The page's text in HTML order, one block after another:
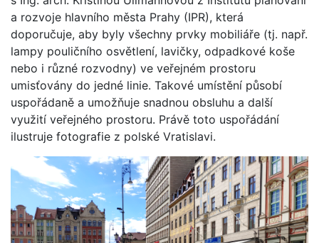
a rozvoje hlavního města Prahy (IPR), která
doporučuje, aby byly všechny prvky mobiliáře (tj. např.
lampy pouličního osvětlení, lavičky, odpadkové koše
nebo i různé rozvodny) ve veřejném prostoru
umisťovány do jedné linie. Takové umístění působí
uspořádaně a umožňuje snadnou obsluhu a další
využití veřejného prostoru. Právě toto uspořádání
ilustruje fotografie z polské Vratislavi.